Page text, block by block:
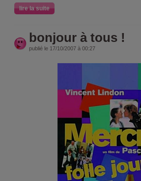
lire la suite
bonjour à tous !
publié le 17/10/2007 à 00:27